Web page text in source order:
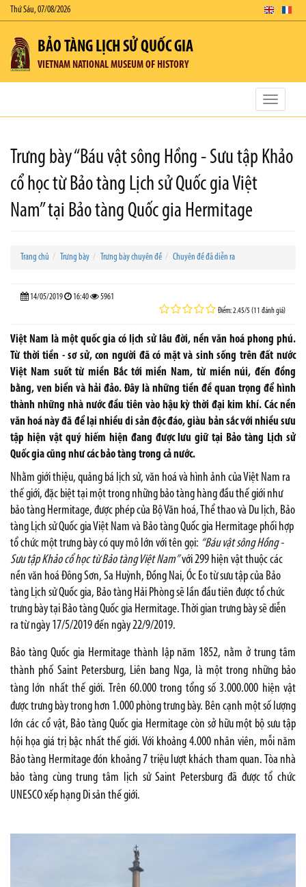
Thứ Sáu, 07/08/2026
BẢO TÀNG LỊCH SỬ QUỐC GIA
VIETNAM NATIONAL MUSEUM OF HISTORY
Toggle
Trưng bày “Báu vật sông Hồng - Sưu tập Khảo
cổ học từ Bảo tàng Lịch sử Quốc gia Việt
Nam” tại Bảo tàng Quốc gia Hermitage
Trang chủ Trưng bày Trưng bày chuyên đề Chuyên đề đã diễn ra
14/05/2019 16:40 5961
Điểm: 2.45/5 (11 đánh giá)
Việt Nam là một quốc gia có lịch sử lâu đời, nền văn hoá phong phú.
Từ thời tiền - sơ sử, con người đã có mặt và sinh sống trên đất nước
Việt Nam suốt từ miền Bắc tới miền Nam, từ miền núi, đến đồng
bằng, ven biển và hải đảo. Đây là những tiền đề quan trọng để hình
thành những nhà nước đầu tiên vào hậu kỳ thời đại kim khí. Các nền
văn hoá này đã để lại nhiều di sản độc đáo, giàu bản sắc với nhiều sưu
tập hiện vật quý hiếm hiện đang được lưu giữ tại Bảo tàng Lịch sử
Quốc gia cũng như các bảo tàng trong cả nước.
Nhằm giới thiệu, quảng bá lịch sử, văn hoá và hình ảnh của Việt Nam ra
thế giới, đặc biệt tại một trong những bảo tàng hàng đầu thế giới như
bảo tàng Hermitage, được phép của Bộ Văn hoá, Thể thao và Du lịch, Bảo
tàng Lịch sử Quốc gia Việt Nam và Bảo tàng Quốc gia Hermitage phối hợp
tổ chức một trưng bày có quy mô lớn với tên gọi: “Báu vật sông Hồng -
Sưu tập Khảo cổ học từ Bảo tàng Việt Nam”với 299 hiện vật thuộc các
nền văn hoá Đông Sơn, Sa Huỳnh, Đồng Nai, Óc Eo từ sưu tập của Bảo
tàng Lịch sử Quốc gia, Bảo tàng Hải Phòng sẽ lần đầu tiên được tổ chức
trưng bày tại Bảo tàng Quốc gia Hermitage.Thời gian trưng bày sẽ diễn
ra từ ngày 17/5/2019 đến ngày 22/9/2019.
Bảo tàng Quốc gia Hermitage thành lập năm 1852, nằm ở trung tâm
thành phố Saint Petersburg, Liên bang Nga, là một trong những bảo
tàng lớn nhất thế giới. Trên 60.000 trong tổng số 3.000.000 hiện vật
được trưng bày trong hơn 1.000 phòng trưng bày. Bên cạnh một số lượng
lớn các cổ vật, Bảo tàng Quốc gia Hermitage còn sở hữu một bộ sưu tập
hội họa giá trị bậc nhất thế giới. Với khoảng 4.000 nhân viên, mỗi năm
Bảo tàng Hermitage đón khoảng 7 triệu lượt khách tham quan. Tòa nhà
bảo tàng cùng trung tâm lịch sử Saint Petersburg đã được tổ chức
UNESCO xếp hạng Di sản thế giới.